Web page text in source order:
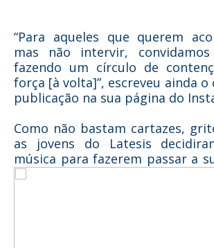
“Para aqueles que querem
mas não intervir,
fazendo um círculo de
força [à volta]”, escreveu ainda
publicação na sua página do
Como não bastam cartazes,
as jovens do Latesis
música para fazerem passar a